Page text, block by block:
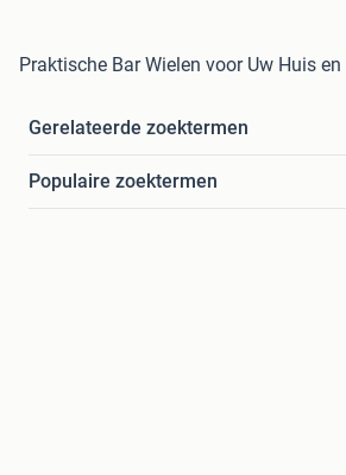
Praktische Bar Wielen voor Uw Huis
Gerelateerde zoektermen
Populaire zoektermen